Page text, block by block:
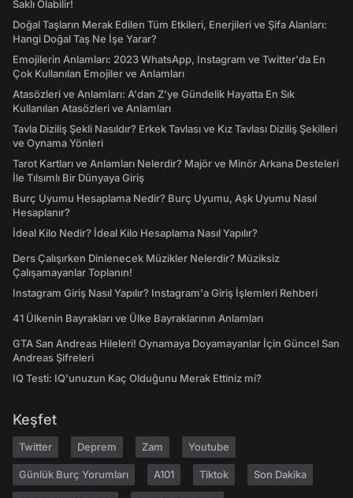
Saklı Olabilir!
Doğal Taşların Merak Edilen Tüm Etkileri, Enerjileri ve Şifa Alanları:
Hangi Doğal Taş Ne İşe Yarar?
Emojilerin Anlamları: 2023 WhatsApp, Instagram ve Twitter'da En
Çok Kullanılan Emojiler ve Anlamları
Atasözleri ve Anlamları: A'dan Z'ye Gündelik Hayatta En Sık
Kullanılan Atasözleri ve Anlamları
Tavla Diziliş Şekli Nasıldır? Erkek Tavlası ve Kız Tavlası Diziliş Şekilleri
ve Oynama Yönleri
Tarot Kartları ve Anlamları Nelerdir? Majör ve Minör Arkana Desteleri
İle Tılsımlı Bir Dünyaya Giriş
Burç Uyumu Hesaplama Nedir? Burç Uyumu, Aşk Uyumu Nasıl
Hesaplanır?
İdeal Kilo Nedir? İdeal Kilo Hesaplama Nasıl Yapılır?
Ders Çalışırken Dinlenecek Müzikler Nelerdir? Müziksiz
Çalışamayanlar Toplanın!
Instagram Giriş Nasıl Yapılır? Instagram'a Giriş İşlemleri Rehberi
41 Ülkenin Bayrakları ve Ülke Bayraklarının Anlamları
GTA San Andreas Hileleri! Oynamaya Doyamayanlar İçin Güncel San
Andreas Şifreleri
IQ Testi: IQ'unuzun Kaç Olduğunu Merak Ettiniz mi?
Keşfet
Twitter Deprem Zam Youtube
Günlük Burç Yorumları A101 Tiktok Son Dakika